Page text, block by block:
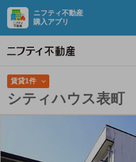
ニフティ不動産
購入アプリ
賃貸1件
シティハウス表町